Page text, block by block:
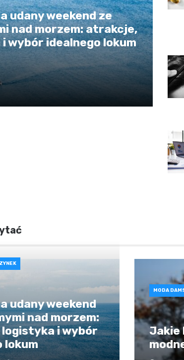
udany weekend ze
nad morzem: atrakcje,
wybór idealnego lokum
udany weekend
nad morzem:
i wybór
lokum
MODA
Jakie